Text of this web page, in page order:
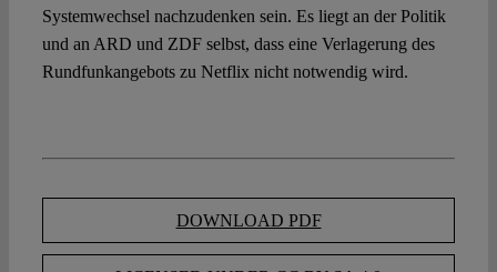
Systemwechsel nachzudenken sein. Es liegt an der Politik
und an ARD und ZDF selbst, dass eine Verlagerung des
Rundfunkangebots zu Netflix nicht notwendig wird.
DOWNLOAD PDF